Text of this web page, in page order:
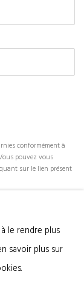
conformément à
pouvez vous
sur le lien présent
le rendre plus
savoir plus sur